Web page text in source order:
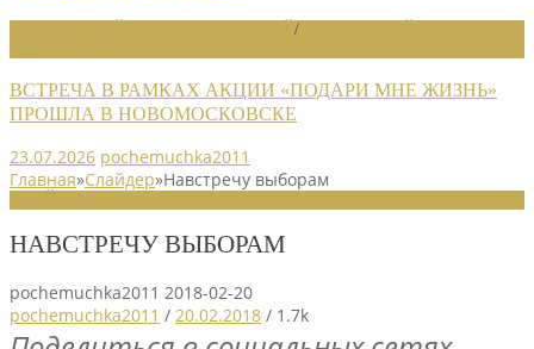
/
ВСТРЕЧА В РАМКАХ АКЦИИ «ПОДАРИ МНЕ ЖИЗНЬ»
ПРОШЛА В НОВОМОСКОВСКЕ
23.07.2026 pochemuchka2011
Главная»Слайдер»Навстречу выборам
НАВСТРЕЧУ ВЫБОРАМ
pochemuchka2011 2018-02-20
pochemuchka2011 / 20.02.2018 / 1.7k